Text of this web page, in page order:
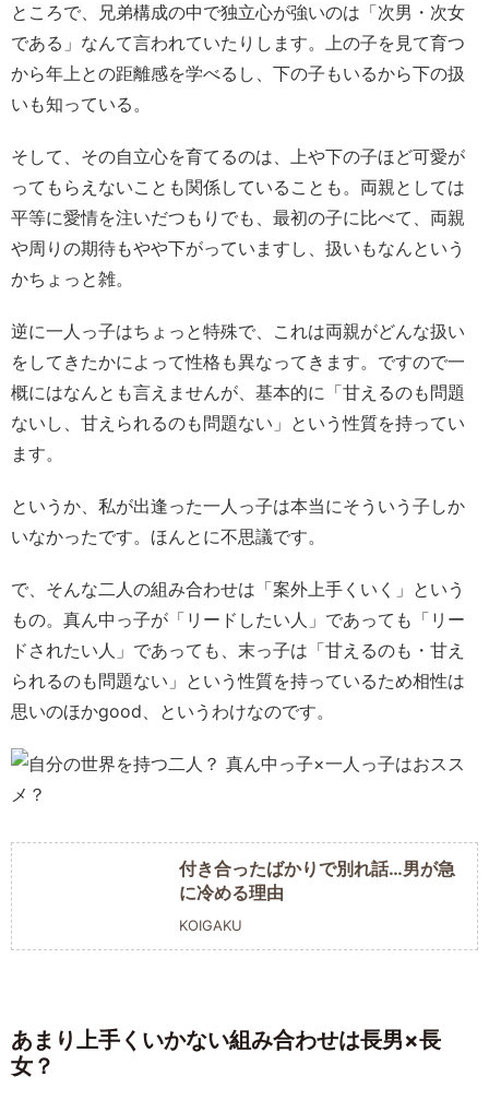
ところで、兄弟構成の中で独立心が強いのは「次男・次女
である」なんて言われていたりします。上の子を見て育つ
から年上との距離感を学べるし、下の子もいるから下の扱
いも知っている。
そして、その自立心を育てるのは、上や下の子ほど可愛が
ってもらえないことも関係していることも。両親としては
平等に愛情を注いだつもりでも、最初の子に比べて、両親
や周りの期待もやや下がっていますし、扱いもなんという
かちょっと雑。
逆に一人っ子はちょっと特殊で、これは両親がどんな扱い
をしてきたかによって性格も異なってきます。ですので一
概にはなんとも言えませんが、基本的に「甘えるのも問題
ないし、甘えられるのも問題ない」という性質を持ってい
ます。
というか、私が出逢った一人っ子は本当にそういう子しか
いなかったです。ほんとに不思議です。
で、そんな二人の組み合わせは「案外上手くいく」という
もの。真ん中っ子が「リードしたい人」であっても「リー
ドされたい人」であっても、末っ子は「甘えるのも・甘え
られるのも問題ない」という性質を持っているため相性は
思いのほかgood、というわけなのです。
付き合ったばかりで別れ話…男が急
に冷める理由
KOIGAKU
あまり上手くいかない組み合わせは長男×長
女？